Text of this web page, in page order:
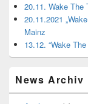
20.11. Wake The
20.11.2021
Mainz
13.12. “Wake
News Archiv